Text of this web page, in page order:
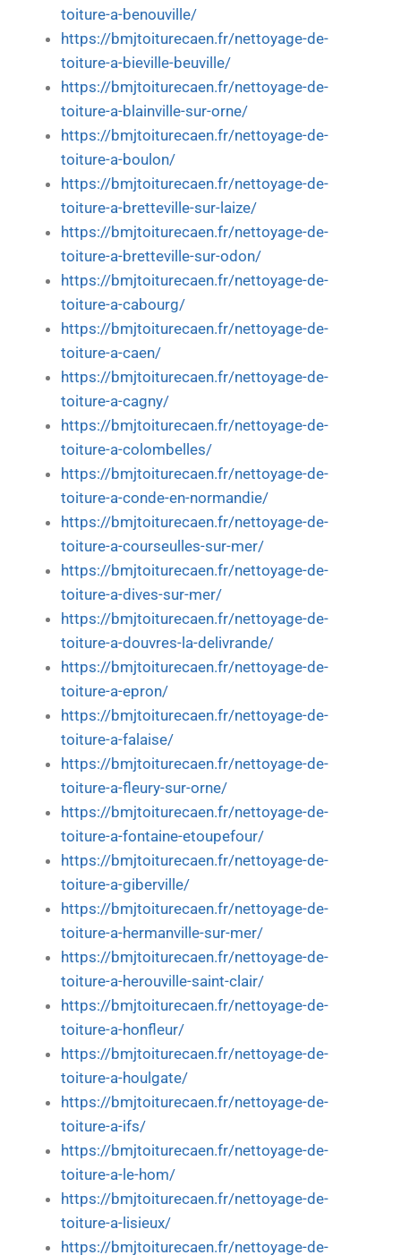
toiture-a-benouville/
https://bmjtoiturecaen.fr/nettoyage-de-
toiture-a-bieville-beuville/
https://bmjtoiturecaen.fr/nettoyage-de-
toiture-a-blainville-sur-orne/
https://bmjtoiturecaen.fr/nettoyage-de-
toiture-a-boulon/
https://bmjtoiturecaen.fr/nettoyage-de-
toiture-a-bretteville-sur-laize/
https://bmjtoiturecaen.fr/nettoyage-de-
toiture-a-bretteville-sur-odon/
https://bmjtoiturecaen.fr/nettoyage-de-
toiture-a-cabourg/
https://bmjtoiturecaen.fr/nettoyage-de-
toiture-a-caen/
https://bmjtoiturecaen.fr/nettoyage-de-
toiture-a-cagny/
https://bmjtoiturecaen.fr/nettoyage-de-
toiture-a-colombelles/
https://bmjtoiturecaen.fr/nettoyage-de-
toiture-a-conde-en-normandie/
https://bmjtoiturecaen.fr/nettoyage-de-
toiture-a-courseulles-sur-mer/
https://bmjtoiturecaen.fr/nettoyage-de-
toiture-a-dives-sur-mer/
https://bmjtoiturecaen.fr/nettoyage-de-
toiture-a-douvres-la-delivrande/
https://bmjtoiturecaen.fr/nettoyage-de-
toiture-a-epron/
https://bmjtoiturecaen.fr/nettoyage-de-
toiture-a-falaise/
https://bmjtoiturecaen.fr/nettoyage-de-
toiture-a-fleury-sur-orne/
https://bmjtoiturecaen.fr/nettoyage-de-
toiture-a-fontaine-etoupefour/
https://bmjtoiturecaen.fr/nettoyage-de-
toiture-a-giberville/
https://bmjtoiturecaen.fr/nettoyage-de-
toiture-a-hermanville-sur-mer/
https://bmjtoiturecaen.fr/nettoyage-de-
toiture-a-herouville-saint-clair/
https://bmjtoiturecaen.fr/nettoyage-de-
toiture-a-honfleur/
https://bmjtoiturecaen.fr/nettoyage-de-
toiture-a-houlgate/
https://bmjtoiturecaen.fr/nettoyage-de-
toiture-a-ifs/
https://bmjtoiturecaen.fr/nettoyage-de-
toiture-a-le-hom/
https://bmjtoiturecaen.fr/nettoyage-de-
toiture-a-lisieux/
https://bmjtoiturecaen.fr/nettoyage-de-